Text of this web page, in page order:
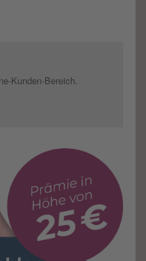
Kunden-Bereich.